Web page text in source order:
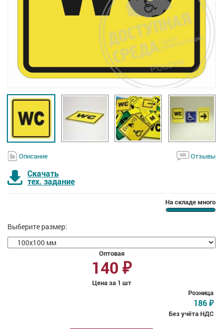
Описание Отзывы
Скачать
тех. задание
На складе много
Выберите размер:
Оптовая
140 ₽
Цена за 1 шт
Розница
186 ₽
Без учёта НДС